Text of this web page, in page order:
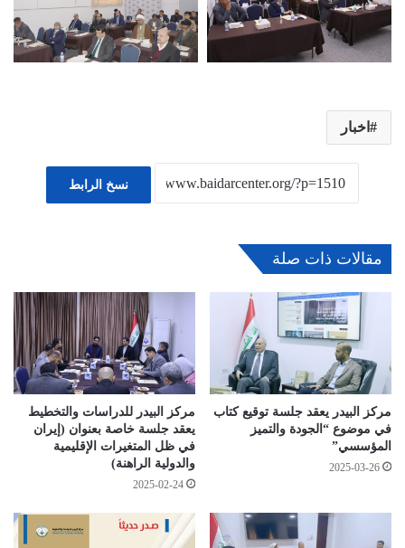
اخبار
نسخ الرابط
مقالات ذات صلة
مركز البيدر يعقد جلسة توقيع كتاب
في موضوع “الجودة والتميز
المؤسسي”
2025-03-26
مركز البيدر للدراسات والتخطيط
يعقد جلسة خاصة بعنوان (إيران
في ظل المتغيرات الإقليمية
والدولية الراهنة)
2025-02-24